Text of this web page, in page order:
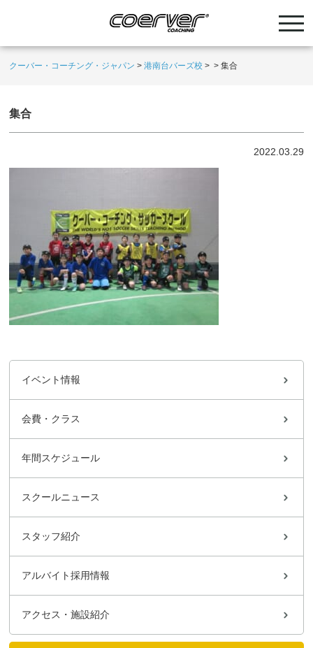
クーバー・コーチング・ジャパン >港南台バーズ校 > >集合
集合
2022.03.29
イベント情報
会費・クラス
年間スケジュール
スクールニュース
スタッフ紹介
アルバイト採用情報
アクセス・施設紹介